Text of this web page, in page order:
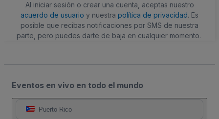
Al iniciar sesión o crear una cuenta, aceptas nuestro
acuerdo de usuario y nuestra política de privacidad. Es
posible que recibas notificaciones por SMS de nuestra
parte, pero puedes darte de baja en cualquier momento.
Eventos en vivo en todo el mundo
Puerto Rico